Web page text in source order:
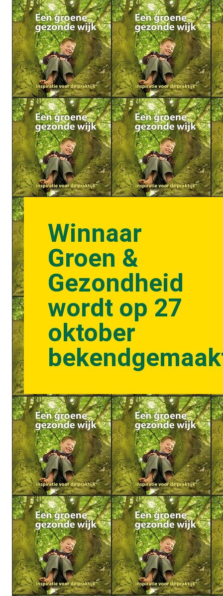
Winnaar
Groen &
Gezondheid
wordt op 27
oktober